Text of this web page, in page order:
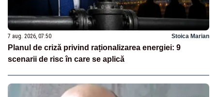
7 aug. 2026, 07:50 Stoica Marian
Planul de criză privind raționalizarea energiei: 9
scenarii de risc în care se aplică